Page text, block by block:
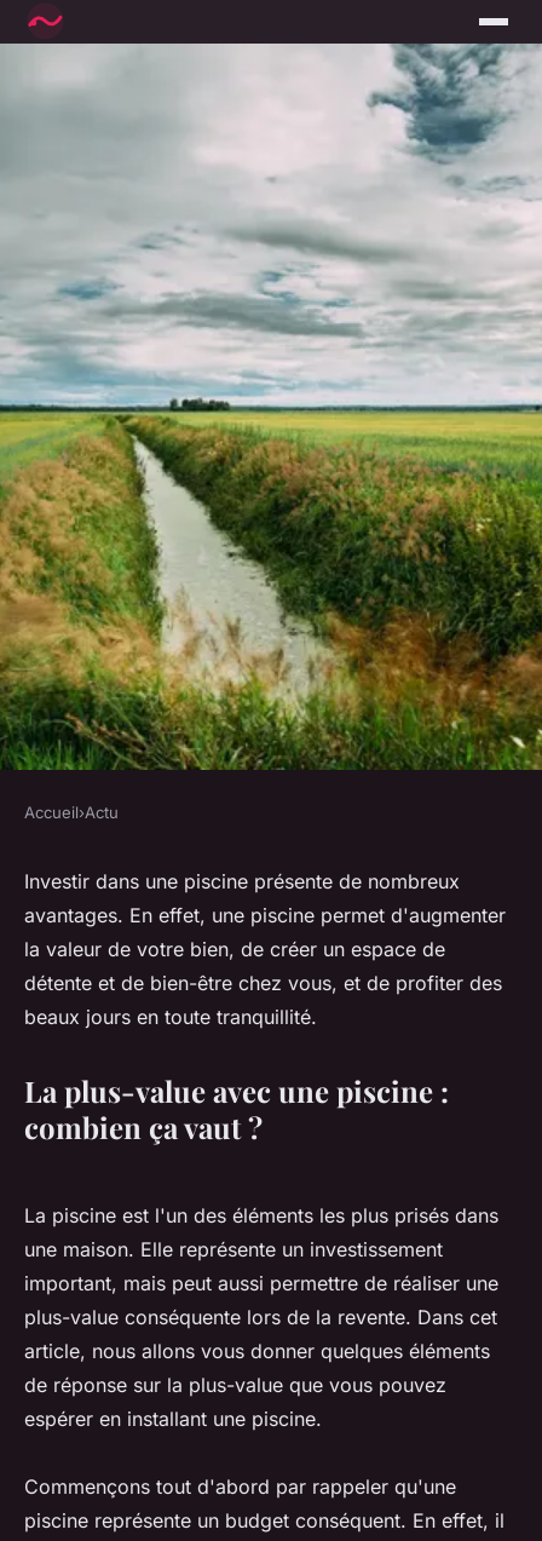
Quelle Plus-value avec une
piscine ?
herbert• 27 octobre 2022•7 min de lecture
Accueil›Actu
Investir dans une piscine présente de nombreux
avantages. En effet, une piscine permet d'augmenter
la valeur de votre bien, de créer un espace de
détente et de bien-être chez vous, et de profiter des
beaux jours en toute tranquillité.
La plus-value avec une piscine :
combien ça vaut ?
La piscine est l'un des éléments les plus prisés dans
une maison. Elle représente un investissement
important, mais peut aussi permettre de réaliser une
plus-value conséquente lors de la revente. Dans cet
article, nous allons vous donner quelques éléments
de réponse sur la plus-value que vous pouvez
espérer en installant une piscine.
Commençons tout d'abord par rappeler qu'une
piscine représente un budget conséquent. En effet, il